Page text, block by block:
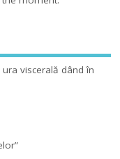
viscerală dând în